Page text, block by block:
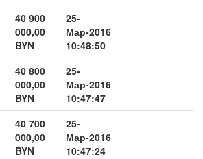
40 900
000,00
BYN
25-
Мар-2016
10:48:50
40 800
000,00
BYN
25-
Мар-2016
10:47:47
40 700
000,00
BYN
25-
Мар-2016
10:47:24